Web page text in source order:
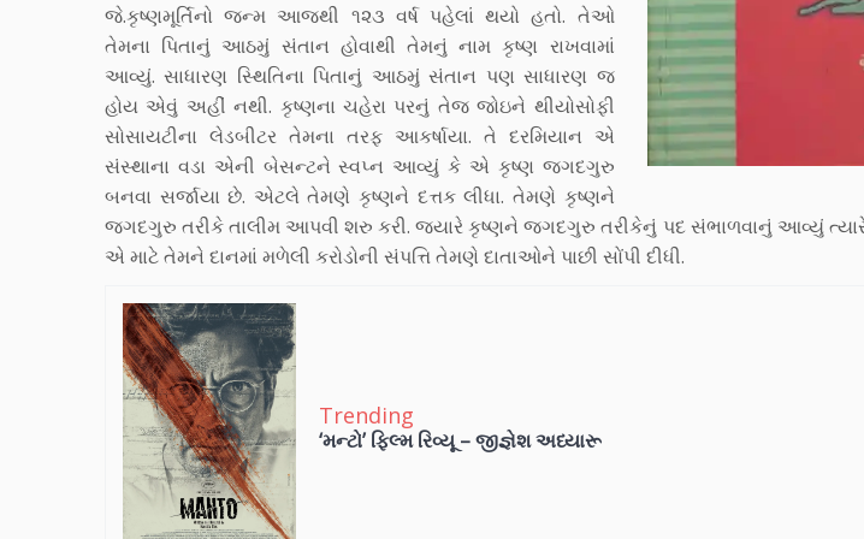
જે.કૃષ્ણમૂર્તિનો જન્મ આજથી ૧૨૩ વર્ષ પહેલાં થયો હતો. તેઓ
તેમના પિતાનું આઠમું સંતાન હોવાથી તેમનું નામ કૃષ્ણ રાખવામાં
આવ્યું. સાધારણ સ્થિતિના પિતાનું આઠમું સંતાન પણ સાધારણ જ
હોય એવું અહીં નથી. કૃષ્ણના ચહેરા પરનું તેજ જોઇને થીયોસોફી
સોસાયટીના લેડબીટર તેમના તરફ આકર્ષાયા. તે દરમિયાન એ
સંસ્થાના વડા એની બેસન્ટને સ્વપ્ન આવ્યું કે એ કૃષ્ણ જગદગુરુ
બનવા સર્જાયા છે. એટલે તેમણે કૃષ્ણને દત્તક લીધા. તેમણે કૃષ્ણને
જગદગુરુ તરીકે તાલીમ આપવી શરુ કરી. જયારે કૃષ્ણને જગદગુરુ તરીકેનું પદ સંભાળવાનું આવ્યું
એ માટે તેમને દાનમાં મળેલી કરોડોની સંપત્તિ તેમણે દાતાઓને પાછી સોંપી દીધી.
Trending
‘મન્ટો’ ફિલ્મ રિવ્યૂ – જીજ્ઞેશ અધ્યારૂ